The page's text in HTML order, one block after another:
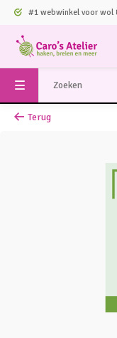
#1 webwinkel voor wol
Terug